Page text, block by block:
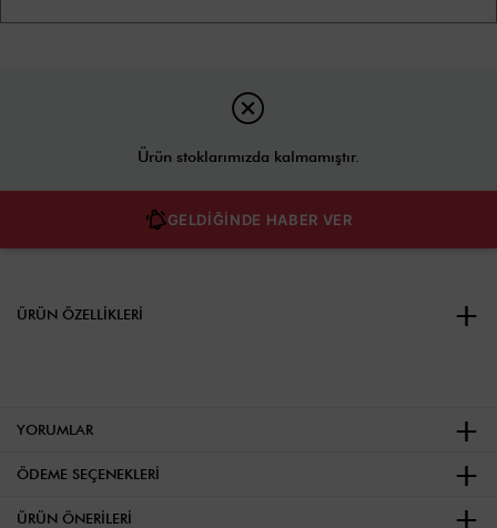
Ürün stoklarımızda kalmamıştır.
GELDİĞİNDE HABER VER
ÜRÜN ÖZELLIKLERI
YORUMLAR
ÖDEME SEÇENEKLERI
ÜRÜN ÖNERILERI